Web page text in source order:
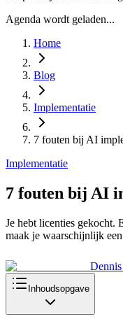
Agenda wordt geladen...
Home
Blog
Implementatie
7 fouten bij AI
Implementatie
7 fouten bij AI
Je hebt licenties gekocht.
maak je waarschijnlijk
Dennis
Inhoudsopgave